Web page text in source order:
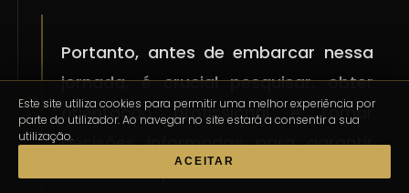
Portanto, antes de embarcar nessa
jornada, é crucial pesquisar, obter
orientação profissional e tomar
decisões informadas para garantir
uma compra bem-sucedida e
Este site utiliza cookies para permitir uma melhor experiência por
parte do utilizador. Ao navegar no site estará a consentir a sua
utilização.
ACEITAR